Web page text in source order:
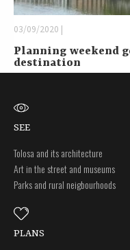
03/09/2020 |
Planning weekend
destination
SEE
Tolosa and its architecture
Art in the street and museums
Parks and rural neigbourhoods
PLANS